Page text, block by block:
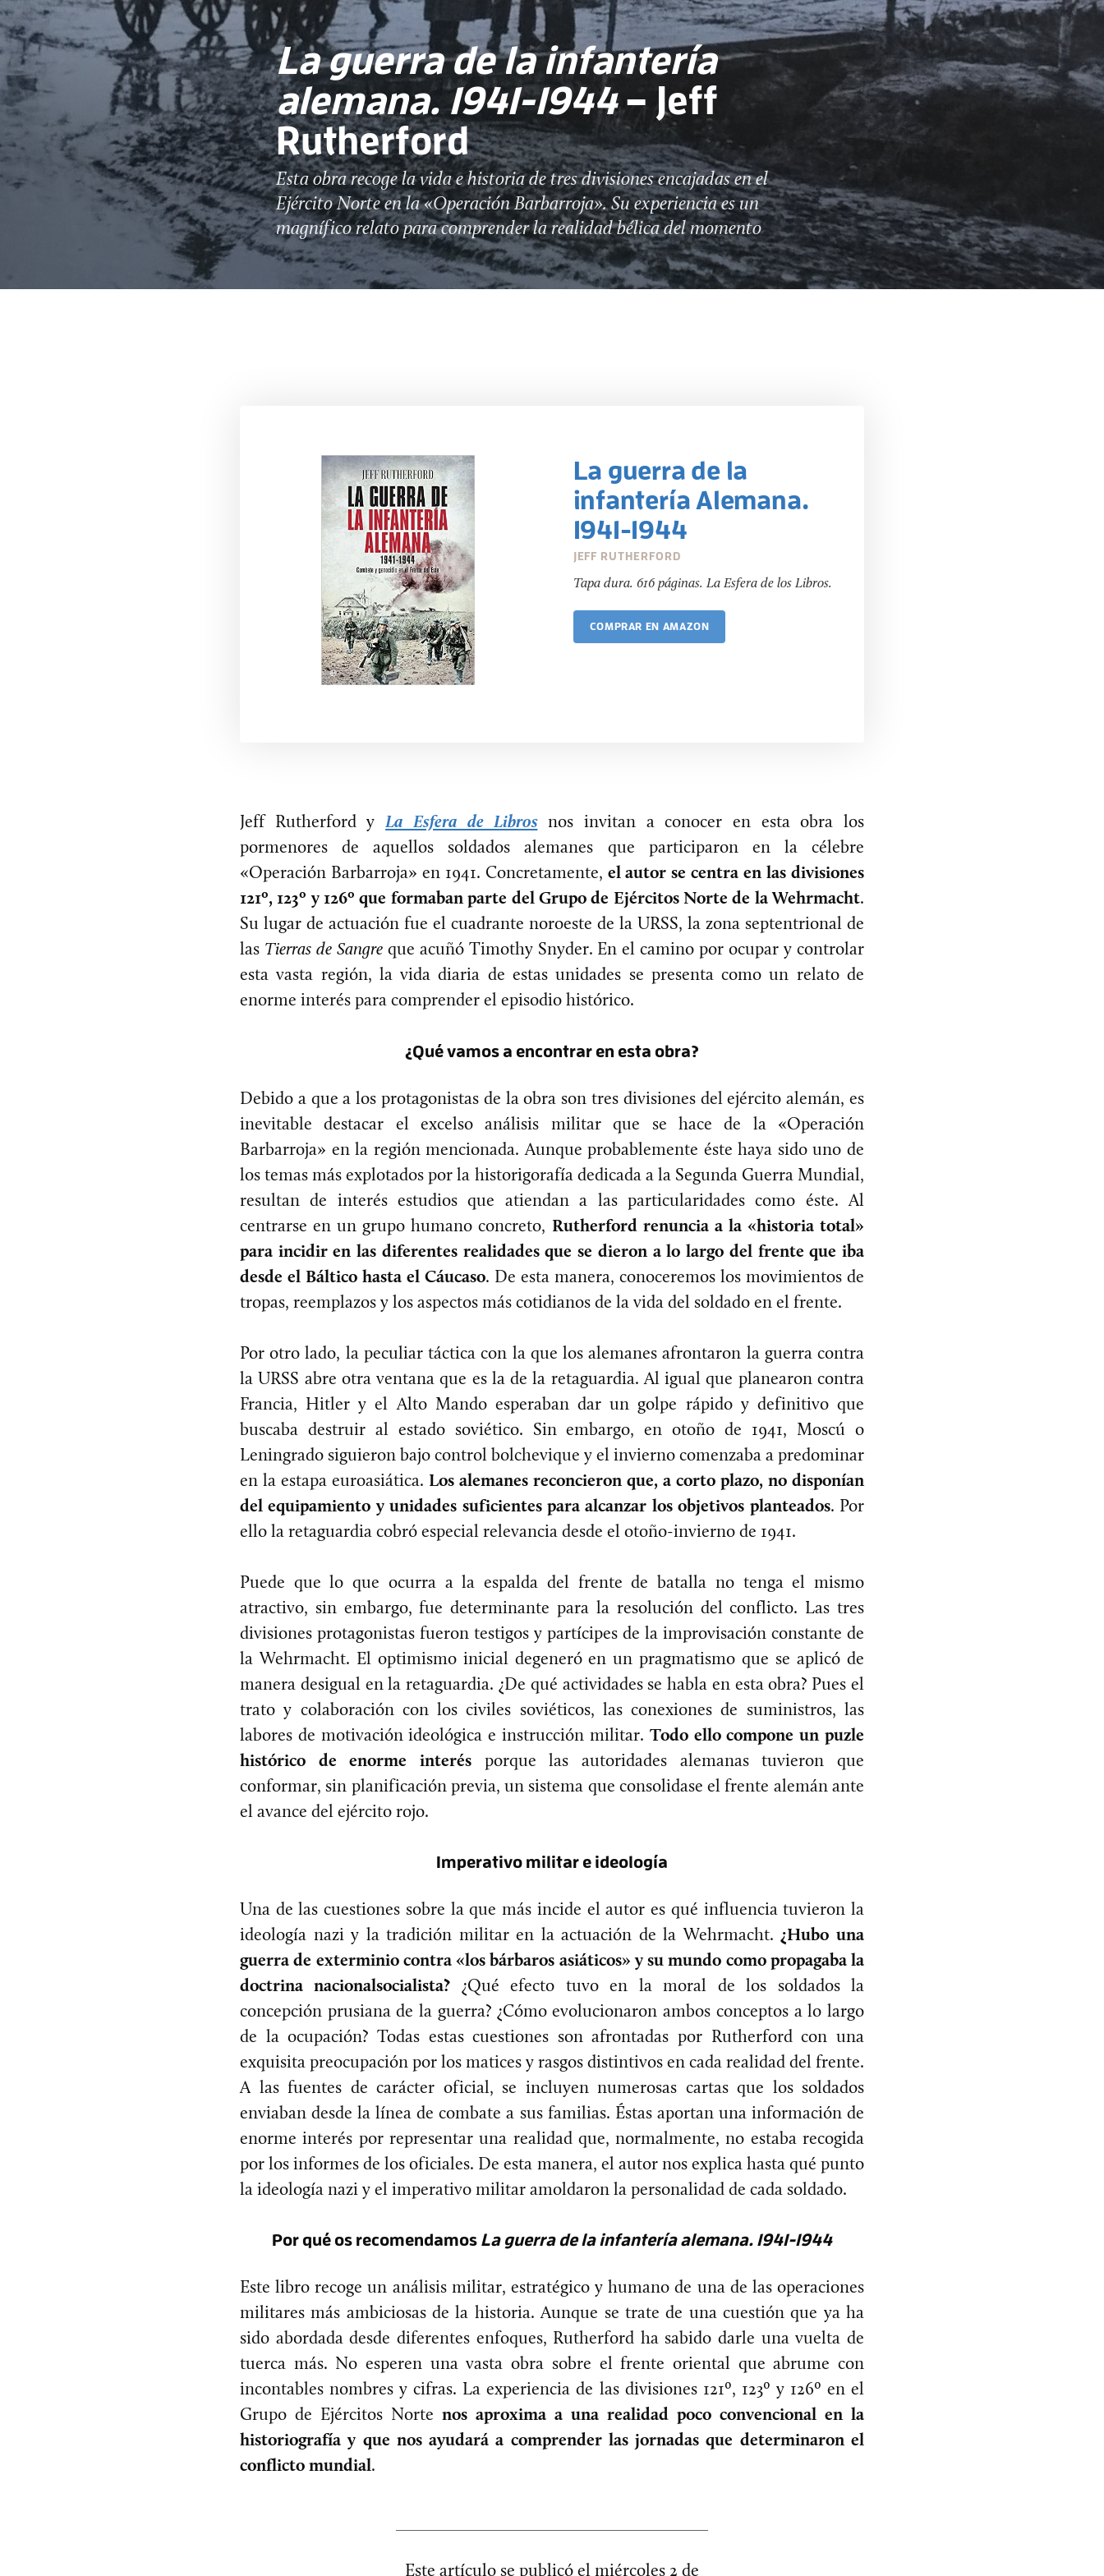
La guerra de la infantería
alemana. 1941-1944– Jeff
Rutherford
Esta obra recoge la vida e historia de tres divisiones encajadas en el
Ejército Norte en la «Operación Barbarroja». Su experiencia es un
magnífico relato para comprender la realidad bélica del momento
La guerra de la
infantería Alemana.
1941-1944
JEFF RUTHERFORD
Tapa dura. 616 páginas. La Esfera de los Libros.
COMPRAR
Jeff Rutherford yLa Esfera de Librosnos invitan a conocer en esta obra los
pormenores de aquellos soldados alemanes que participaron en la célebre
«Operación Barbarroja» en 1941. Concretamente, el autor se centra en las divisiones
121º, 123º y 126º que formaban parte del Grupo de Ejércitos Norte de la Wehrmacht.
Su lugar de actuación fue el cuadrante noroeste de la URSS, la zona septentrional de
las Tierras de Sangre que acuñó Timothy Snyder. En el camino por ocupar y controlar
esta vasta región, la vida diaria de estas unidades se presenta como un relato de
enorme interés para comprender el episodio histórico.
¿Qué vamos a encontrar en esta obra?
Debido a que a los protagonistas de la obra son tres divisiones del ejército alemán, es
inevitable destacar el excelso análisis militar que se hace de la «Operación
Barbarroja» en la región mencionada. Aunque probablemente éste haya sido uno de
los temas más explotados por la historigorafía dedicada a la Segunda Guerra Mundial,
resultan de interés estudios que atiendan a las particularidades como éste. Al
centrarse en un grupo humano concreto, Rutherford renuncia a la «historia total»
para incidir en las diferentes realidades que se dieron a lo largo del frente que iba
desde el Báltico hasta el Cáucaso. De esta manera, conoceremos los movimientos de
tropas, reemplazos y los aspectos más cotidianos de la vida del soldado en el frente.
Por otro lado, la peculiar táctica con la que los alemanes afrontaron la guerra contra
la URSS abre otra ventana que es la de la retaguardia. Al igual que planearon contra
Francia, Hitler y el Alto Mando esperaban dar un golpe rápido y definitivo que
buscaba destruir al estado soviético. Sin embargo, en otoño de 1941, Moscú o
Leningrado siguieron bajo control bolchevique y el invierno comenzaba a predominar
en la estapa euroasiática. Los alemanes reconcieron que, a corto plazo, no disponían
del equipamiento y unidades suficientes para alcanzar los objetivos planteados. Por
ello la retaguardia cobró especial relevancia desde el otoño-invierno de 1941.
Puede que lo que ocurra a la espalda del frente de batalla no tenga el mismo
atractivo, sin embargo, fue determinante para la resolución del conflicto. Las tres
divisiones protagonistas fueron testigos y partícipes de la improvisación constante de
la Wehrmacht. El optimismo inicial degeneró en un pragmatismo que se aplicó de
manera desigual en la retaguardia. ¿De qué actividades se habla en esta obra? Pues el
trato y colaboración con los civiles soviéticos, las conexiones de suministros, las
labores de motivación ideológica e instrucción militar. Todo ello compone un puzle
histórico de enorme interés porque las autoridades alemanas tuvieron que
conformar, sin planificación previa, un sistema que consolidase el frente alemán ante
el avance del ejército rojo.
Imperativo militar e ideología
Una de las cuestiones sobre la que más incide el autor es qué influencia tuvieron la
ideología nazi y la tradición militar en la actuación de la Wehrmacht. ¿Hubo una
guerra de exterminio contra «los bárbaros asiáticos» y su mundo como propagaba la
doctrina nacionalsocialista? ¿Qué efecto tuvo en la moral de los soldados la
concepción prusiana de la guerra? ¿Cómo evolucionaron ambos conceptos a lo largo
de la ocupación? Todas estas cuestiones son afrontadas por Rutherford con una
exquisita preocupación por los matices y rasgos distintivos en cada realidad del frente.
A las fuentes de carácter oficial, se incluyen numerosas cartas que los soldados
enviaban desde la línea de combate a sus familias. Éstas aportan una información de
enorme interés por representar una realidad que, normalmente, no estaba recogida
por los informes de los oficiales. De esta manera, el autor nos explica hasta qué punto
la ideología nazi y el imperativo militar amoldaron la personalidad de cada soldado.
Por qué os recomendamos La guerra de la infantería alemana. 1941-1944
Este libro recoge un análisis militar, estratégico y humano de una de las operaciones
militares más ambiciosas de la historia. Aunque se trate de una cuestión que ya ha
sido abordada desde diferentes enfoques, Rutherford ha sabido darle una vuelta de
tuerca más. No esperen una vasta obra sobre el frente oriental que abrume con
incontables nombres y cifras. La experiencia de las divisiones 121º, 123º y 126º en el
Grupo de Ejércitos Norte nos aproxima a una realidad poco convencional en la
historiografía y que nos ayudará a comprender las jornadas que determinaron el
conflicto mundial.
Este artículo se publicó el miércoles 2 de